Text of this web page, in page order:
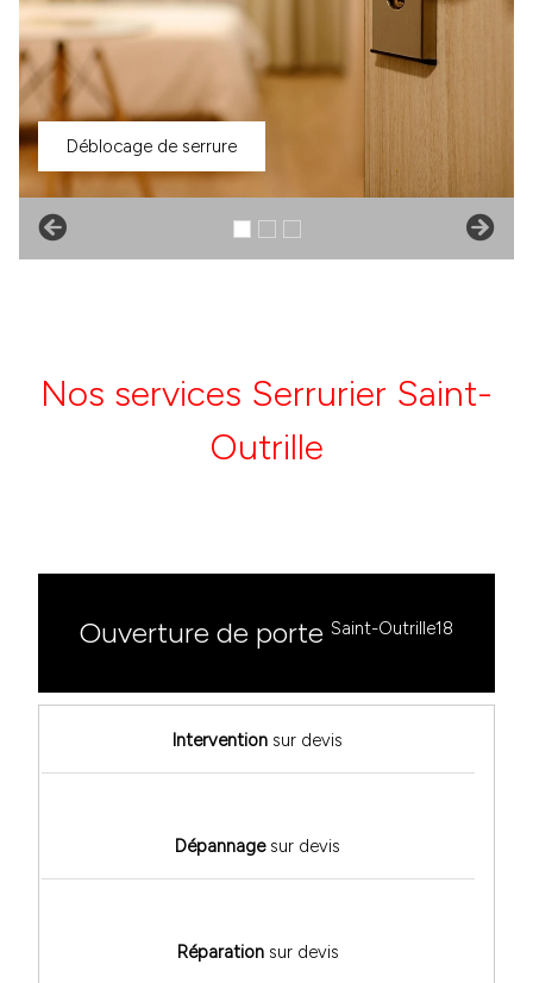
Déblocage de serrure
Nos services Serrurier Saint-
Outrille
Ouverture de porteSaint-Outrille18
Intervention sur devis
Dépannagesur devis
Réparationsur devis